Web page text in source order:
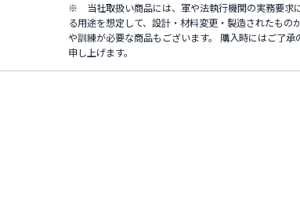
※ 当社取扱い商品には、軍や法執行機関の実務要求
る用途を想定して、設計・材料変更・製造されたもの
や訓練が必要な商品もございます。 購入時にはご了
申し上げます。